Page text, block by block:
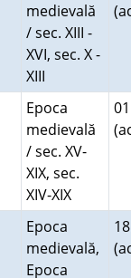
medievală
/ sec. XIII -
XVI, sec. X -
XIII
Epoca
medievală
/ sec. XV-
XIX, sec.
XIV-XIX
Epoca
medievală,
Epoca